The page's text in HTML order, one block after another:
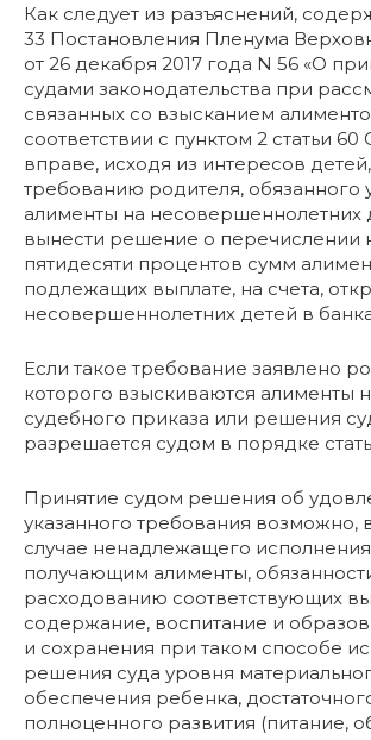
Как следует из разъяснений,
33 Постановления Пленума
от 26 декабря 2017 года N 56 «О
судами законодательства при
связанных со взысканием
соответствии с пунктом 2 статьи
вправе, исходя из интересов
требованию родителя, обязанного
алименты на несовершеннолетних
вынести решение о перечислении
пятидесяти процентов сумм
подлежащих выплате, на счета,
несовершеннолетних детей в
Если такое требование заявлено
которого взыскиваются алименты
судебного приказа или решения
разрешается судом в порядке
Принятие судом решения об
указанного требования возможно,
случае ненадлежащего
получающим алименты,
расходованию соответствующих
содержание, воспитание и
и сохранения при таком способе
решения суда уровня
обеспечения ребенка,
полноценного развития (питание,